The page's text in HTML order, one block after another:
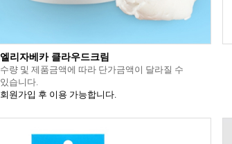
엘리자베카 클라우드크림
수량 및 제품금액에 따라 단가금액이 달라질 수
있습니다.
회원가입 후 이용 가능합니다.